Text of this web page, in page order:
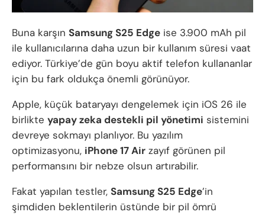
Buna karşın Samsung S25 Edge ise 3.900 mAh pil
ile kullanıcılarına daha uzun bir kullanım süresi vaat
ediyor. Türkiye’de gün boyu aktif telefon kullananlar
için bu fark oldukça önemli görünüyor.
Apple, küçük bataryayı dengelemek için iOS 26 ile
birlikte yapay zeka destekli pil yönetimi sistemini
devreye sokmayı planlıyor. Bu yazılım
optimizasyonu, iPhone 17 Air zayıf görünen pil
performansını bir nebze olsun artırabilir.
Fakat yapılan testler, Samsung S25 Edge’in
şimdiden beklentilerin üstünde bir pil ömrü